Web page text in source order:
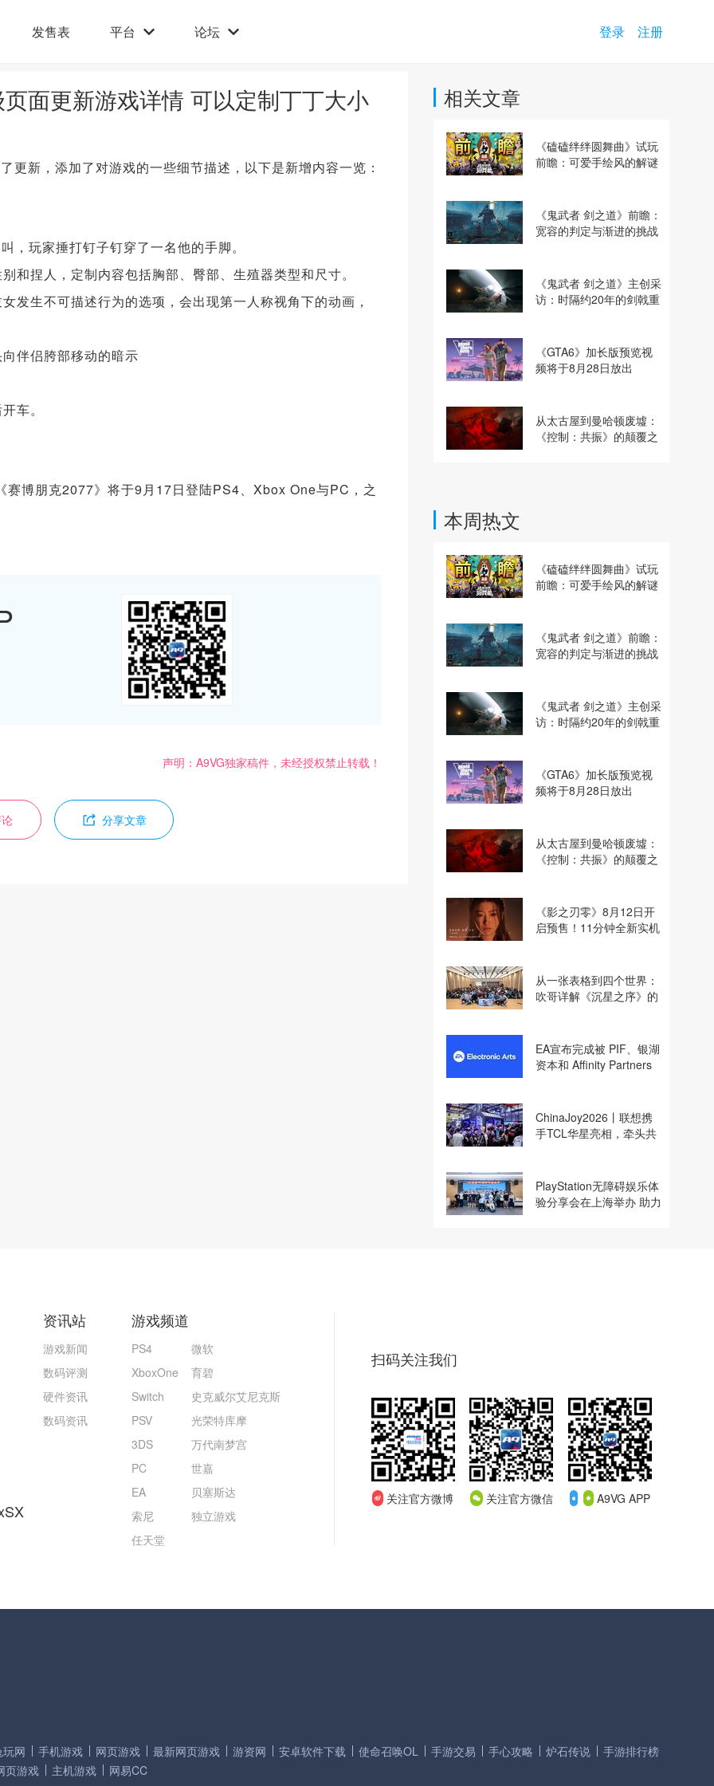
发售表 平台 论坛 登录 注册
面更新游戏详情 可以定制丁丁大小
新，添加了对游戏的一些细节描述，以下是新增内容一览：
，玩家捶打钉子钉穿了一名他的手脚。
捏人，定制内容包括胸部、臀部、生殖器类型和尺寸。
生不可描述行为的选项，会出现第一人称视角下的动画，
伴侣胯部移动的暗示
车。
赛博朋克2077》将于9月17日登陆PS4、Xbox One与PC，之
声明：A9VG独家稿件，未经授权禁止转载！
分享文章
相关文章
《磕磕绊绊圆舞曲》试玩
前瞻：可爱手绘风的解谜
《鬼武者 剑之道》前瞻：
宽容的判定与渐进的挑战
《鬼武者 剑之道》主创采
访：时隔约20年的剑戟重
《GTA6》加长版预览视
频将于8月28日放出
从太古屋到曼哈顿废墟：
《控制：共振》的颠覆之
本周热文
《磕磕绊绊圆舞曲》试玩
前瞻：可爱手绘风的解谜
《鬼武者 剑之道》前瞻：
宽容的判定与渐进的挑战
《鬼武者 剑之道》主创采
访：时隔约20年的剑戟重
《GTA6》加长版预览视
频将于8月28日放出
从太古屋到曼哈顿废墟：
《控制：共振》的颠覆之
《影之刃零》8月12日开
启预售！11分钟全新实机
从一张表格到四个世界：
吹哥详解《沉星之序》的
EA宣布完成被 PIF、银湖
资本和 Affinity Partners
ChinaJoy2026丨联想携
手TCL华星亮相，牵头共
PlayStation无障碍娱乐体
验分享会在上海举办 助力
资讯站
游戏新闻
数码评测
硬件资讯
数码资讯
游戏频道
PS4
XboxOne
Switch
PSV
3DS
PC
EA
索尼
任天堂
微软
育碧
史克威尔艾尼克斯
光荣特库摩
万代南梦宫
世嘉
贝塞斯达
独立游戏
扫码关注我们
关注官方微博 关注官方微信 A9VG APP
玩网 手机游戏 网页游戏 最新网页游戏 游资网 安卓软件下载 使命召唤OL 手游交易 手心攻略 炉石传说
手游排行榜
页游戏
主机游戏 网易CC